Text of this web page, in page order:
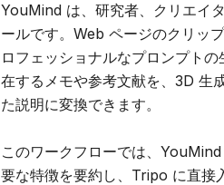
YouMind は、研究者、クリエイ
ールです。Web ページのクリッ
ロフェッショナルなプロンプト
在するメモや参考文献を、3D 生
た説明に変換できます。
このワークフローでは、
要な特徴を要約し、Tripo に直接